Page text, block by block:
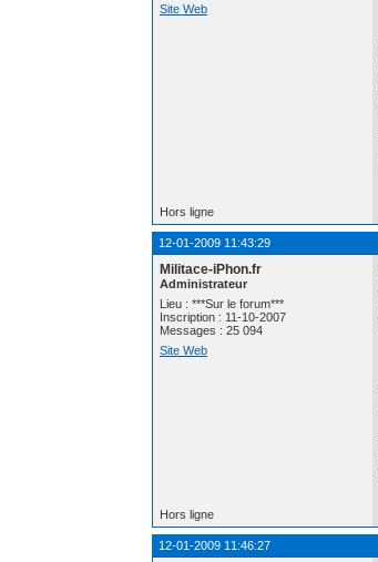
Site Web
Hors ligne
12-01-2009 11:43:29
Militace-iPhon.fr
Administrateur
Lieu : ***Sur le forum***
Inscription : 11-10-2007
Messages : 25 094
Site Web
Hors ligne
12-01-2009 11:46:27